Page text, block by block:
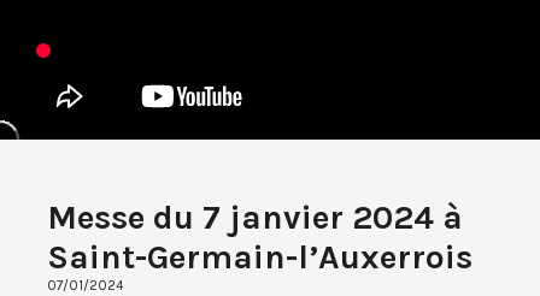
Messe du 7 janvier 2024 à
Saint-Germain-l’Auxerrois
07/01/2024